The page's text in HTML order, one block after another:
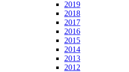
2019
2018
2017
2016
2015
2014
2013
2012